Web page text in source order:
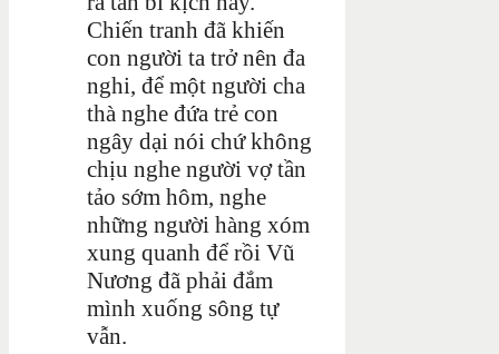
Chiến tranh đã khiến
con người ta trở nên đa
nghi, để một người cha
thà nghe đứa trẻ con
ngây dại nói chứ không
chịu nghe người vợ tần
tảo sớm hôm, nghe
những người hàng xóm
xung quanh để rồi Vũ
Nương đã phải đắm
mình xuống sông tự
vẫn.